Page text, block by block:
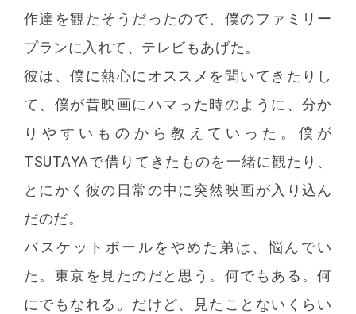
作達を観たそうだったので、僕のファミリー
プランに入れて、テレビもあげた。
彼は、僕に熱心にオススメを聞いてきたりし
て、僕が昔映画にハマった時のように、分か
りやすいものから教えていった。僕が
TSUTAYAで借りてきたものを一緒に観たり、
とにかく彼の日常の中に突然映画が入り込ん
だのだ。
バスケットボールをやめた弟は、悩んでい
た。東京を見たのだと思う。何でもある。何
にでもなれる。だけど、見たことないくらい